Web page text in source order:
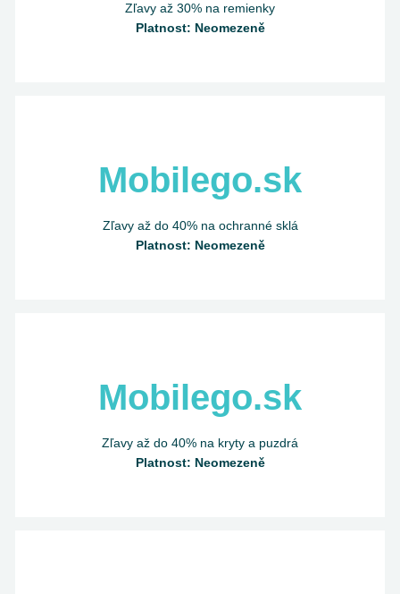
Zľavy až 30% na remienky
Platnost: Neomezeně
Mobilego.sk
Zľavy až do 40% na ochranné sklá
Platnost: Neomezeně
Mobilego.sk
Zľavy až do 40% na kryty a puzdrá
Platnost: Neomezeně